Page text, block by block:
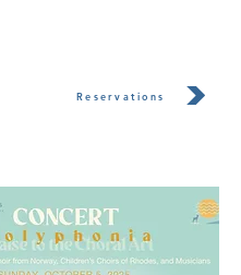
Reservations